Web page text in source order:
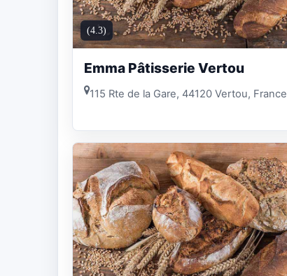
(4.3)
Emma Pâtisserie Vertou
115 Rte de la Gare, 44120 Vertou, France